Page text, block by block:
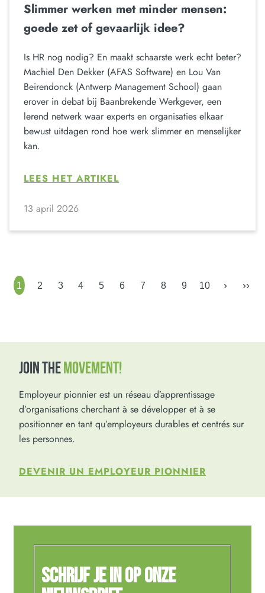
Slimmer werken met minder mensen:
goede zet of gevaarlijk idee?
Is HR nog nodig? En maakt schaarste werk echt beter?
Machiel Den Dekker (AFAS Software) en Lou Van
Beirendonck (Antwerp Management School) gaan
erover in debat bij Baanbrekende Werkgever, een
lerend netwerk waar experts en organisaties elkaar
bewust uitdagen rond hoe werk slimmer en menselijker
kan.
LEES HET ARTIKEL
13 april 2026
1 2 3 4 5 6 7 8 9 10 › ››
JOIN THEMOVEMENT!
Employeur pionnier est un réseau d’apprentissage
d’organisations cherchant à se développer et à se
positionner en tant qu’employeurs durables et centrés sur
les personnes.
DEVENIR UN EMPLOYEUR PIONNIER